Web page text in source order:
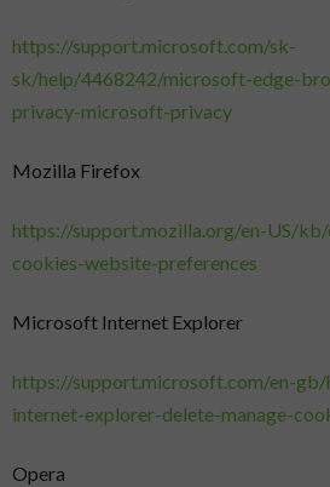
https://support.microsoft.com/sk-
sk/help/4468242/microsoft-edge-
privacy-microsoft-privacy
Mozilla Firefox
https://support.mozilla.org/en-US/
cookies-website-preferences
Microsoft Internet Explorer
https://support.microsoft.com/en-
internet-explorer-delete-manage-
Opera